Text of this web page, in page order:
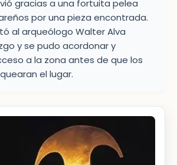
gracias a una fortuita pelea
por una pieza encontrada.
al arqueólogo Walter Alva
y se pudo acordonar y
a la zona antes de que los
el lugar.